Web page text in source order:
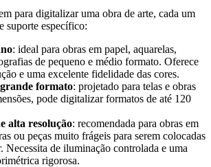
para digitalizar uma obra de arte, cada um
suporte específico:
: ideal para obras em papel, aquarelas,
de pequeno e médio formato. Oferece
e uma excelente fidelidade das cores.
formato: projetado para telas e obras
pode digitalizar formatos de até 120
alta resolução: recomendada para obras em
ou peças muito frágeis para serem colocadas
Necessita de iluminação controlada e uma
rigorosa.